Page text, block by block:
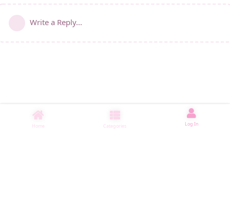
Write a Reply...
Home Categories Log In